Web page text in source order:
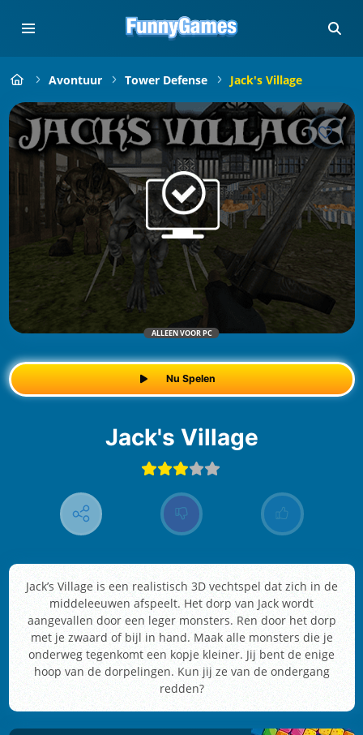
Avontuur Tower Defense Jack's Village
ALLEEN VOOR PC
Nu Spelen
Jack's Village
Jack’s Village is een realistisch 3D vechtspel dat zich in de
middeleeuwen afspeelt. Het dorp van Jack wordt
aangevallen door een leger monsters. Ren door het dorp
met je zwaard of bijl in hand. Maak alle monsters die je
onderweg tegenkomt een kopje kleiner. Jij bent de enige
hoop van de dorpelingen. Kun jij ze van de ondergang
redden?